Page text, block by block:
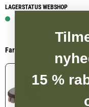
LAGERSTATUS WEBSHOP
2 på lager
Farve
15 %